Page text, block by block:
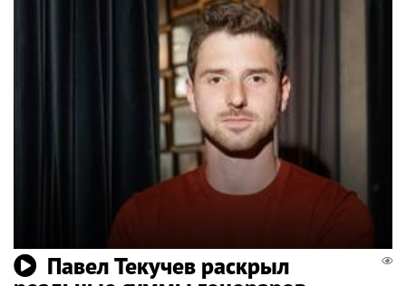
Павел Текучев раскрыл